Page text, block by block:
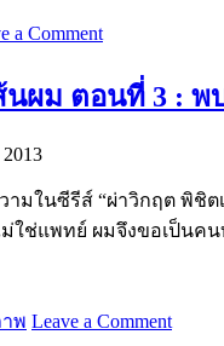
a Comment
นผม ตอนที่ 3 :
2013
ในซีรีส์ “ผ่าวิกฤต พิชิตเส้
ม่ใช่แพทย์ ผมจึงขอเป็
พ Leave a Comment